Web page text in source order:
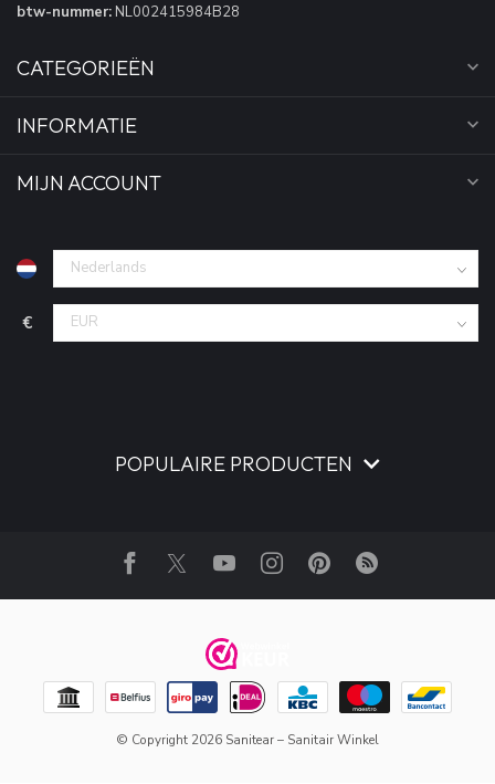
btw-nummer: NL002415984B28
CATEGORIEËN
INFORMATIE
MIJN ACCOUNT
€
POPULAIRE PRODUCTEN
© Copyright 2026 Sanitear – Sanitair Winkel